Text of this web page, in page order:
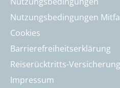
Nutzungsbedingungen
Cookies
Barrierefreiheitserklärung
Reiserücktritts-
Impressum